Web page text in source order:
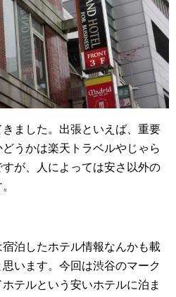
ました。出張といえば、重要
うかは楽天トラベルやじゃら
が、人によっては安さ以外の
泊したホテル情報なんかも載
います。今回は渋谷のマーク
テルという安いホテルに泊ま